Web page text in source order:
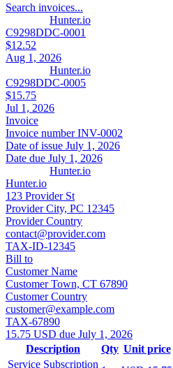
Search invoices...
Hunter.io
C9298DDC-0001
$12.52
Aug 1, 2026
Hunter.io
C9298DDC-0005
$15.75
Jul 1, 2026
Invoice
Invoice numberINV-0002
Date of issue July 1, 2026
Date due July 1, 2026
Hunter.io
Hunter.io
123 Provider St
Provider City, PC 12345
Provider Country
contact@provider.com
TAX-ID-12345
Bill to
Customer Name
Customer Town, CT 67890
Customer Country
customer@example.com
TAX-67890
15.75 USD due July 1, 2026
Description
Qty Unit price
Service Subscription